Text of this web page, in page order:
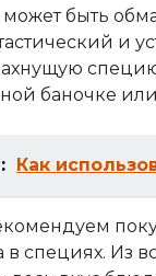
быть
и
баночке
Как
в специях. Из